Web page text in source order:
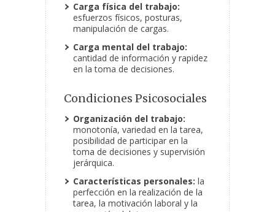
Carga física del trabajo:
esfuerzos físicos, posturas,
manipulación de cargas.
Carga mental del trabajo:
cantidad de información y rapidez
en la toma de decisiones.
Condiciones Psicosociales
Organización del trabajo:
monotonía, variedad en la tarea,
posibilidad de participar en la
toma de decisiones y supervisión
jerárquica.
Características personales: la
perfección en la realización de la
tarea, la motivación laboral y la